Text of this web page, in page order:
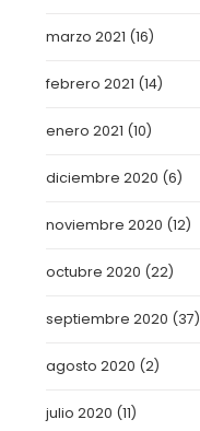
marzo 2021 (16)
febrero 2021 (14)
enero 2021 (10)
diciembre 2020 (6)
noviembre 2020 (12)
octubre 2020 (22)
septiembre 2020 (37)
agosto 2020 (2)
julio 2020 (11)